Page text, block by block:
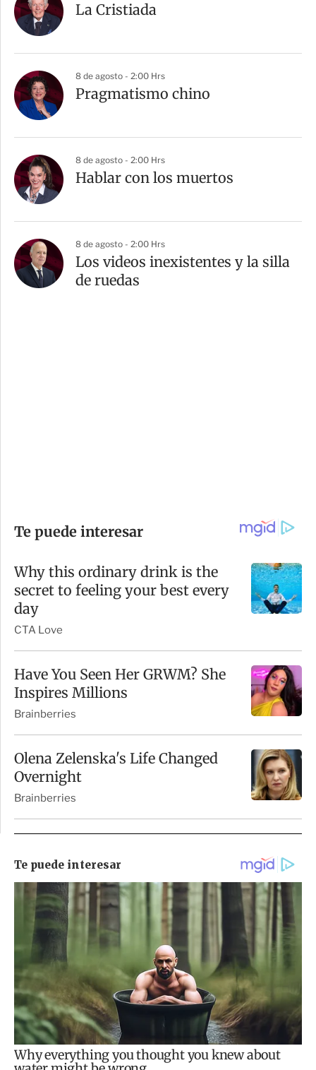
La Cristiada
8 de agosto - 2:00 Hrs
Pragmatismo chino
8 de agosto - 2:00 Hrs
Hablar con los muertos
8 de agosto - 2:00 Hrs
Los videos inexistentes y la silla
de ruedas